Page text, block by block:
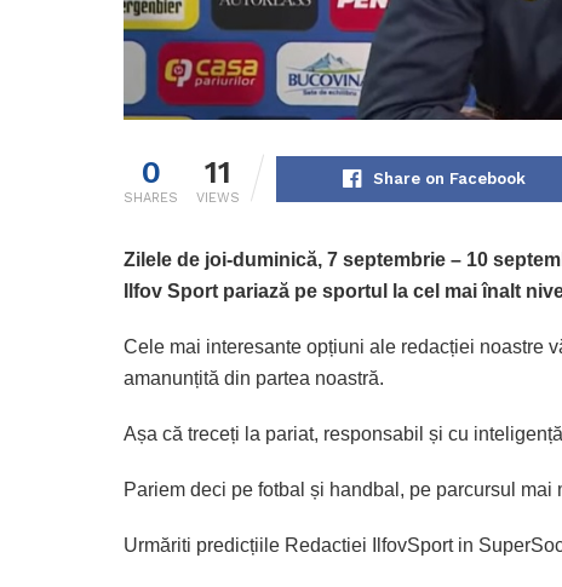
0
SHARES
11
VIEWS
Share on Facebook
Zilele de joi-duminică, 7 septembrie – 10
Ilfov Sport pariază pe sportul la cel mai înalt
Cele mai interesante opțiuni ale redacției noastre
amanunțită din partea noastră.
Așa că treceți la pariat, responsabil și cu
Pariem deci pe fotbal și handbal, pe parcursul mai
Urmăriti predicțiile Redactiei IlfovSport in